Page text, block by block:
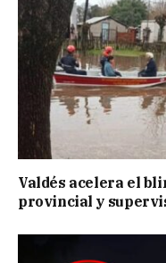
Valdés acelera el
provincial y